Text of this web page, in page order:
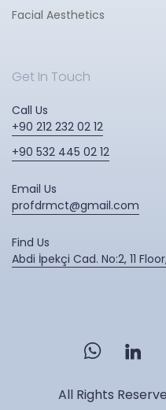
Facial Aesthetics
Get In Touch
Call Us
+90 212 232 02 12
+90 532 445 02 12
Email Us
profdrmct@gmail.com
Find Us
Abdi İpekçi Cad. No:2, 11
All Rights